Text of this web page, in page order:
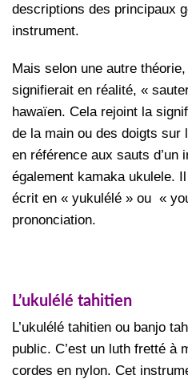
descriptions des principaux
instrument.
Mais selon une autre
signifierait en réalité, «
hawaïen. Cela rejoint la
de la main ou des doigts sur
en référence aux sauts d’un
également kamaka ukulele.
écrit en « yukulélé » ou «
prononciation.
L’ukulélé tahitien
L’ukulélé tahitien ou banjo
public. C’est un luth fretté à
cordes en nylon. Cet